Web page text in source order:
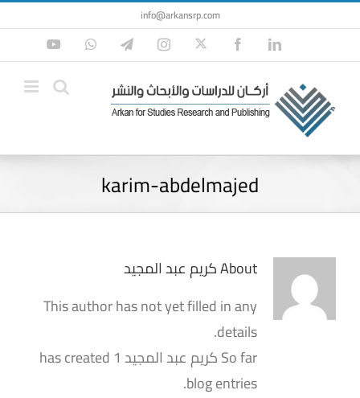
Skip
to
content
info@arkansrp.com
LinkedIn
Facebook
Twitter
Instagram
Telegram
WhatsApp
YouTube
karim-abdelmajed
Aboutكريم عبد المجيد
This author has not yet filled in any
details.
So far كريم عبد المجيد has created 1
blog entries.